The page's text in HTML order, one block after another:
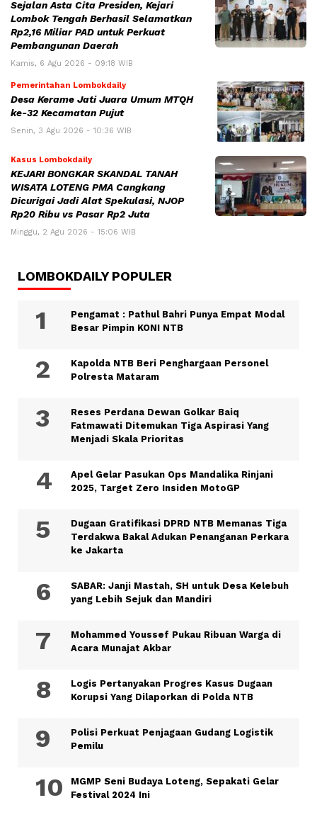
Sejalan Asta Cita Presiden, Kejari
Lombok Tengah Berhasil Selamatkan
Rp2,16 Miliar PAD untuk Perkuat
Pembangunan Daerah
Kamis, 6 Agu 2026 - 09:18 WIB
Pemerintahan Lombokdaily
Desa Kerame Jati Juara Umum MTQH
ke-32 Kecamatan Pujut
Senin, 3 Agu 2026 - 10:36 WIB
Kasus Lombokdaily
KEJARI BONGKAR SKANDAL TANAH
WISATA LOTENG PMA Cangkang
Dicurigai Jadi Alat Spekulasi, NJOP
Rp20 Ribu vs Pasar Rp2 Juta
Minggu, 2 Agu 2026 - 15:06 WIB
LOMBOKDAILY POPULER
Pengamat : Pathul Bahri Punya Empat Modal
Besar Pimpin KONI NTB
Kapolda NTB Beri Penghargaan Personel
Polresta Mataram
Reses Perdana Dewan Golkar Baiq
Fatmawati Ditemukan Tiga Aspirasi Yang
Menjadi Skala Prioritas
Apel Gelar Pasukan Ops Mandalika Rinjani
2025, Target Zero Insiden MotoGP
Dugaan Gratifikasi DPRD NTB Memanas Tiga
Terdakwa Bakal Adukan Penanganan Perkara
ke Jakarta
SABAR: Janji Mastah, SH untuk Desa Kelebuh
yang Lebih Sejuk dan Mandiri
Mohammed Youssef Pukau Ribuan Warga di
Acara Munajat Akbar
Logis Pertanyakan Progres Kasus Dugaan
Korupsi Yang Dilaporkan di Polda NTB
Polisi Perkuat Penjagaan Gudang Logistik
Pemilu
MGMP Seni Budaya Loteng, Sepakati Gelar
Festival 2024 Ini